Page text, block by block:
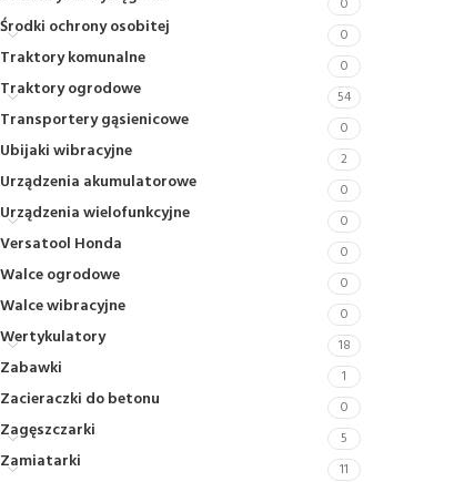
0
Środki ochrony osobitej 0
Traktory komunalne 0
Traktory ogrodowe 54
Transportery gąsienicowe 0
Ubijaki wibracyjne 2
Urządzenia akumulatorowe 0
Urządzenia wielofunkcyjne 0
Versatool Honda 0
Walce ogrodowe 0
Walce wibracyjne 0
Wertykulatory 18
Zabawki 1
Zacieraczki do betonu 0
Zagęszczarki 5
Zamiatarki 11